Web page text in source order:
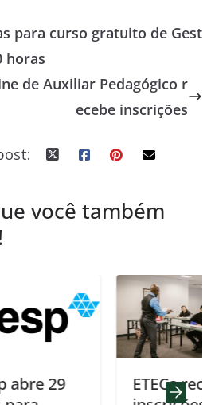
e
dI
n
a
d
s
ar
e
para curso gratuito de Gest
horas
de Auxiliar Pedagógico r
ecebe inscrições
você também
29
ETECs recebem